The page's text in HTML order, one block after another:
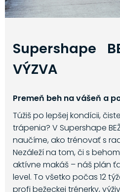
Supershape
VÝZVA
Premeň beh na vášeň a
Túžiš po lepšej kondícii,
trápenia? V Supershape
naučíme, ako trénovať s
Nezáleží na tom, či s
aktívne makáš – náš plán
level. To všetko počas 12
profi bežeckej trénerky,